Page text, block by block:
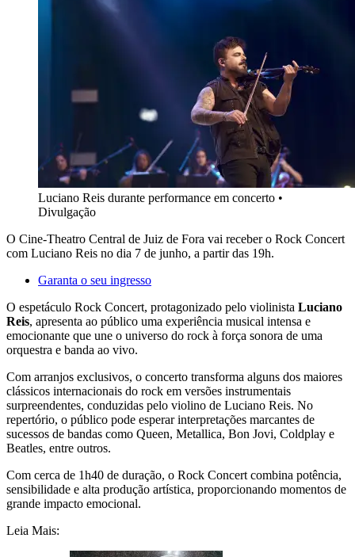
Luciano Reis durante performance em concerto •
Divulgação
O Cine-Theatro Central de Juiz de Fora vai receber o Rock Concert
com Luciano Reis no dia 7 de junho, a partir das 19h.
Garanta o seu ingresso
O espetáculo Rock Concert, protagonizado pelo violinista Luciano
Reis, apresenta ao público uma experiência musical intensa e
emocionante que une o universo do rock à força sonora de uma
orquestra e banda ao vivo.
Com arranjos exclusivos, o concerto transforma alguns dos maiores
clássicos internacionais do rock em versões instrumentais
surpreendentes, conduzidas pelo violino de Luciano Reis. No
repertório, o público pode esperar interpretações marcantes de
sucessos de bandas como Queen, Metallica, Bon Jovi, Coldplay e
Beatles, entre outros.
Com cerca de 1h40 de duração, o Rock Concert combina potência,
sensibilidade e alta produção artística, proporcionando momentos de
grande impacto emocional.
Leia Mais: